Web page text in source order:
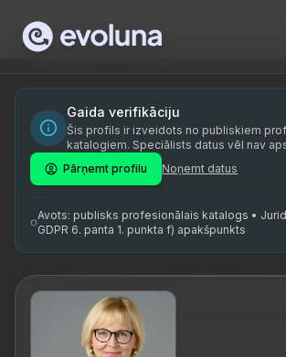
Malle Lutsoja is a seasoned mentor
Malle Lutsoja on mentor ja koolitaja, kes
juhtimiscoach Tallinn, muudatuste
Gaida verifikāciju
Šis profils ir izveidots no publiskiem
katalogiem. Speciālists datus vēl nav
Pārņemt profilu
Noņemt datus
Avots: publisks profesionālais katalogs •
GDPR 6. panta 1. punkta f) apakšpunkts